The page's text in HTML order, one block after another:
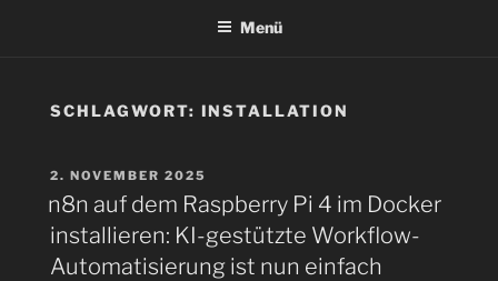
Menü
SCHLAGWORT: INSTALLATION
VERÖFFENTLICHT
AM
2. NOVEMBER 2025
n8n auf dem Raspberry Pi 4 im Docker
installieren: KI-gestützte Workflow-
Automatisierung ist nun einfach